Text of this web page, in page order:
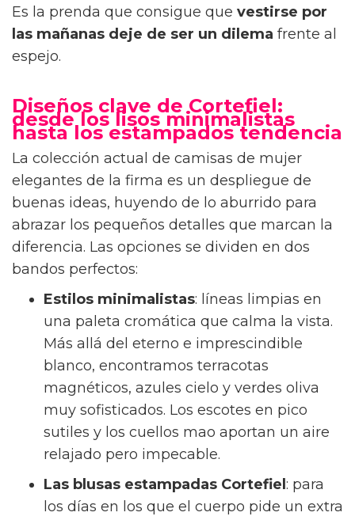
Es la prenda que consigue que vestirse por
las mañanas deje de ser un dilema frente al
espejo.
Diseños clave de Cortefiel:
desde los lisos minimalistas
hasta los estampados tendencia
La colección actual de camisas de mujer
elegantes de la firma es un despliegue de
buenas ideas, huyendo de lo aburrido para
abrazar los pequeños detalles que marcan la
diferencia. Las opciones se dividen en dos
bandos perfectos:
Estilos minimalistas: líneas limpias en
una paleta cromática que calma la vista.
Más allá del eterno e imprescindible
blanco, encontramos terracotas
magnéticos, azules cielo y verdes oliva
muy sofisticados. Los escotes en pico
sutiles y los cuellos mao aportan un aire
relajado pero impecable.
Las blusas estampadas Cortefiel : para
los días en los que el cuerpo pide un extra